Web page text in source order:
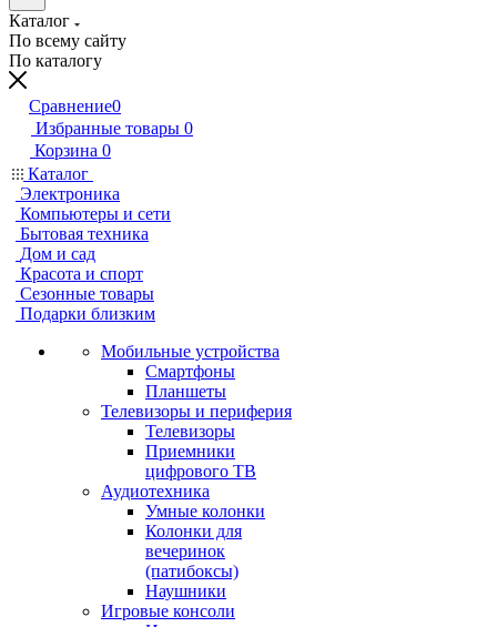
Каталог
По всему сайту
По каталогу
Сравнение0
Избранные товары 0
Корзина 0
Каталог
Электроника
Компьютеры и сети
Бытовая техника
Дом и сад
Красота и спорт
Сезонные товары
Подарки близким
Мобильные устройства
Смартфоны
Планшеты
Телевизоры и периферия
Телевизоры
Приемники
цифрового ТВ
Аудиотехника
Умные колонки
Колонки для
вечеринок
(патибоксы)
Наушники
Игровые консоли